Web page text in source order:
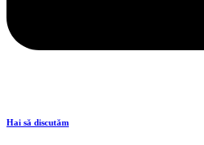
Hai să discutăm